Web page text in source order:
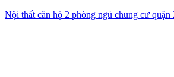
Nội thất căn hộ 2 phòng ngủ chung cư